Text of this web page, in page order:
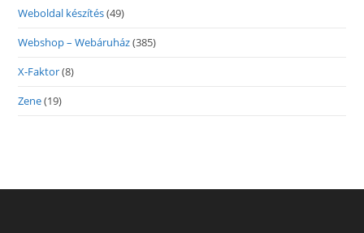
Weboldal készítés(49)
Webshop – Webáruház(385)
X-Faktor(8)
Zene(19)